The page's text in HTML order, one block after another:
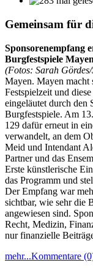
Gemeinsam für
Sponsorenempfang
Burgfestspiele Mayen
(Fotos: Sarah
Mayen. Mayen macht
Festspielzeit und
eingeläutet durch den
Burgfestspiele. Am
129 dafür erneut in
verwandelt, an dem
Meid und Intendant
Partner und das
Erste künstlerische
das Programm und
Der Empfang war
sichtbar, wie sehr die
angewiesen sind.
Recht, Medizin,
nur finanzielle
mehr...Kommentare